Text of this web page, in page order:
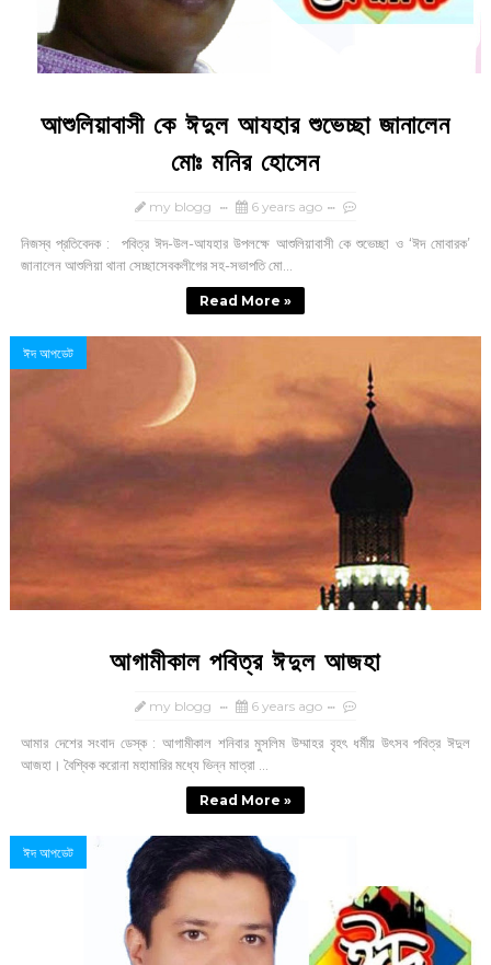
আশুলিয়াবাসী কে ঈদুল আযহার শুভেচ্ছা জানালেন
মোঃ মনির হোসেন
my blogg 6 years ago
নিজস্ব প্রতিবেদক : পবিত্র ঈদ-উল-আযহার উপলক্ষে আশুলিয়াবাসী কে শুভেচ্ছা ও ‘ঈদ মোবারক’
জানালেন আশুলিয়া থানা সেচ্ছাসেবকলীগের সহ-সভাপতি মো...
Read More »
ঈদ আপডেট
আগামীকাল পবিত্র ঈদুল আজহা
my blogg 6 years ago
আমার দেশের সংবাদ ডেস্ক : আগামীকাল শনিবার মুসলিম উম্মাহর বৃহৎ ধর্মীয় উৎসব পবিত্র ঈদুল
আজহা। বৈশ্বিক করোনা মহামারির মধ্যে ভিন্ন মাত্রা ...
Read More »
ঈদ আপডেট